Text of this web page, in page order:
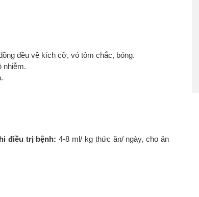
đều về kích cỡ, vỏ tôm chắc, bóng.
nhiễm.
điều trị bệnh: 4-8 ml/ kg thức ăn/ ngày, cho ăn